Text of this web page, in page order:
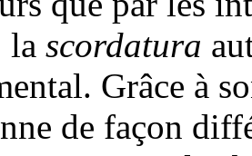
la scordatura
Grâce à
de façon